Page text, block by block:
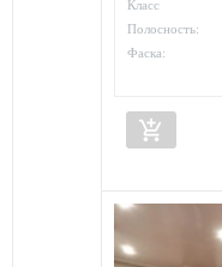
Класс
износостойкости:
Полосность:
Фаска:
add_shopping_cart